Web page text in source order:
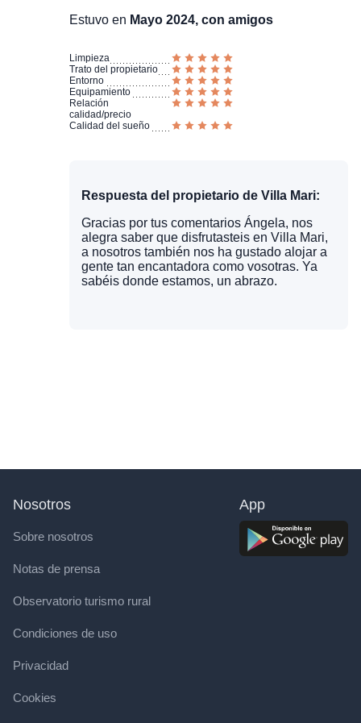
Estuvo en Mayo 2024, con amigos
Limpieza
Trato del propietario
Entorno
Equipamiento
Relación
calidad/precio
Calidad del sueño
Respuesta del propietario de Villa Mari:
Gracias por tus comentarios Ángela, nos
alegra saber que disfrutasteis en Villa Mari,
a nosotros también nos ha gustado alojar a
gente tan encantadora como vosotras. Ya
sabéis donde estamos, un abrazo.
Nosotros
Sobre nosotros
Notas de prensa
Observatorio turismo rural
Condiciones de uso
Privacidad
Cookies
App